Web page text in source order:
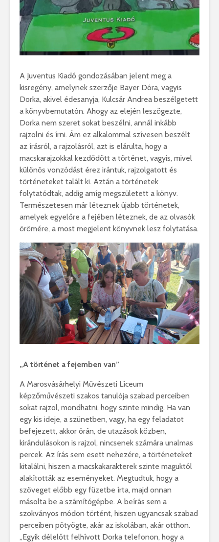
A Juventus Kiadó gondozásában jelent meg a
kisregény, amelynek szerzője Bayer Dóra, vagyis
Dorka, akivel édesanyja, Kulcsár Andrea beszélgetett
a könyvbemutatón. Ahogy az elején leszögezte,
Dorka nem szeret sokat beszélni, annál inkább
rajzolni és írni. Ám ez alkalommal szívesen beszélt
az írásról, a rajzolásról, azt is elárulta, hogy a
macskarajzokkal kezdődött a történet, vagyis, mivel
különös vonzódást érez irántuk, rajzolgatott és
történeteket talált ki. Aztán a történetek
folytatódtak, addig amíg megszületett a könyv.
Természetesen már léteznek újabb történetek,
amelyek egyelőre a fejében léteznek, de az olvasók
örömére, a most megjelent könyvnek lesz folytatása.
„A történet a fejemben van”
A Marosvásárhelyi Művészeti Líceum
képzőművészeti szakos tanulója szabad perceiben
sokat rajzol, mondhatni, hogy szinte mindig. Ha van
egy kis ideje, a szünetben, vagy, ha egy feladatot
befejezett, akkor órán, de utazások közben,
kirándulásokon is rajzol, nincsenek számára unalmas
percek. Az írás sem esett nehezére, a történeteket
kitalálni, hiszen a macskakarakterek szinte maguktól
alakították az eseményeket. Megtudtuk, hogy a
szöveget előbb egy füzetbe írta, majd onnan
másolta be a számítógépbe. A beírás sem a
szokványos módon történt, hiszen ugyancsak szabad
perceiben pötyögte, akár az iskolában, akár otthon.
„Egyik délelőtt felhívott Dorka telefonon, hogy a